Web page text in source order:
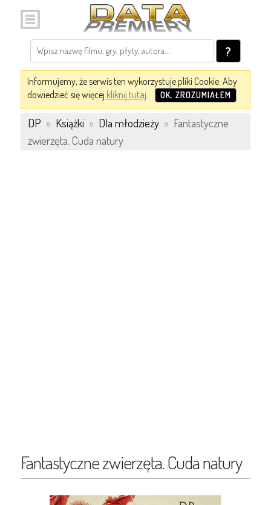
?
Informujemy, że serwis ten wykorzystuje pliki Cookie. Aby
dowiedzieć się więcej kliknij tutaj. OK, ZROZUMIAŁEM
DP » Książki » Dla młodzieży » Fantastyczne
zwierzęta. Cuda natury
Fantastyczne zwierzęta. Cuda natury